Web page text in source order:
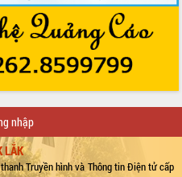
nhập
LẮK
Truyền hình và Thông tin Điện tử cấp